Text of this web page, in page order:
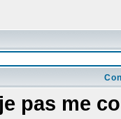
pas me